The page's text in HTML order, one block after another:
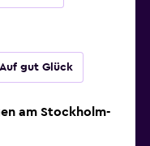
Auf gut Glück
am Stockholm-